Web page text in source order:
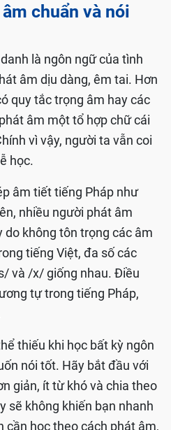
chuẩn và nói
là ngôn ngữ của tình
âm dịu dàng, êm tai. Hơn
quy tắc trọng âm hay các
âm một tổ hợp chữ cái
vì vậy, người ta vẫn coi
học.
âm tiết tiếng Pháp như
nhiều người phát âm
do không tôn trọng các âm
tiếng Việt, đa số các
và /x/ giống nhau. Điều
tự trong tiếng Pháp,
thiếu khi học bất kỳ ngôn
nói tốt. Hãy bắt đầu với
giản, ít từ khó và chia theo
sẽ không khiến bạn nhanh
cần học theo cách phát âm,